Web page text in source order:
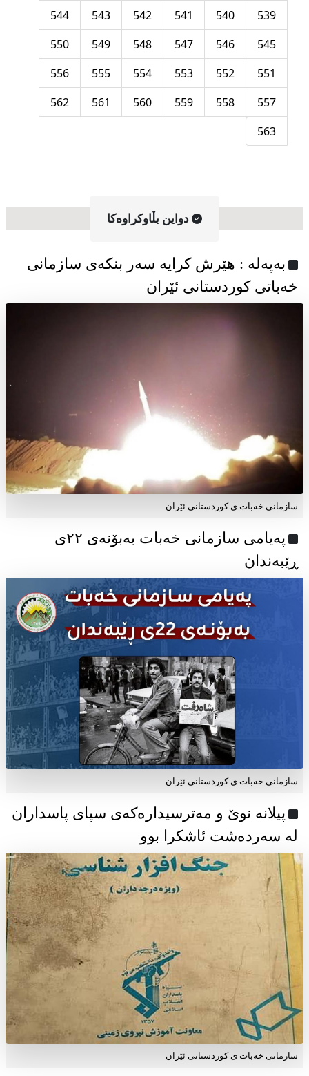
539
540
541
542
543
544
545
546
547
548
549
550
551
552
553
554
555
556
557
558
559
560
561
562
563
دواین بڵاوکراوه‌کا
به‌په‌له‌ : هێرش کرایە سەر بنکەی سازمانی
خەباتی کوردستانی ئێران
سازمانی خەبات ی کوردستانی ئێران
پەیامی سازمانی خەبات بەبۆنەی ۲۲ی
ڕێبەندان
سازمانی خەبات ی كوردستانی ئێران
پیلانە نوێ و مەترسیدارەکەی سپای پاسداران
لە سەردەشت ئاشکرا بوو
سازمانی خەبات ی كوردستانی ئێران